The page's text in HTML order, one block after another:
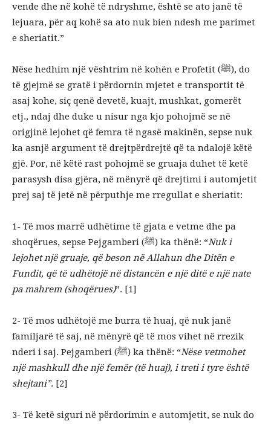
vende dhe në kohë të ndryshme, është se ato janë të
lejuara, për aq kohë sa ato nuk bien ndesh me parimet
e sheriatit.”
Nëse hedhim një vështrim në kohën e Profetit (ﷺ), do
të gjejmë se gratë i përdornin mjetet e transportit të
asaj kohe, siç qenë devetë, kuajt, mushkat, gomerët
etj., ndaj dhe duke u nisur nga kjo pohojmë se në
origjinë lejohet që femra të ngasë makinën, sepse nuk
ka asnjë argument të drejtpërdrejtë që ta ndalojë këtë
gjë. Por, në këtë rast pohojmë se gruaja duhet të ketë
parasysh disa gjëra, në mënyrë që drejtimi i automjetit
prej saj të jetë në përputhje me rregullat e sheriatit:
1- Të mos marrë udhëtime të gjata e vetme dhe pa
shoqërues, sepse Pejgamberi (ﷺ) ka thënë: “Nuk i
lejohet një gruaje, që beson në Allahun dhe Ditën e
Fundit, që të udhëtojë në distancën e një ditë e një nate
pa mahrem (shoqërues)”. [1]
2- Të mos udhëtojë me burra të huaj, që nuk janë
familjarë të saj, në mënyrë që të mos vihet në rrezik
nderi i saj. Pejgamberi (ﷺ) ka thënë: “Nëse vetmohet
një mashkull dhe një femër (të huaj), i treti i tyre është
shejtani”. [2]
3- Të ketë siguri në përdorimin e automjetit, se nuk do